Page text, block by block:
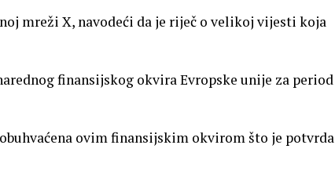
mreži X, navodeći da je riječ o velikoj vijesti koja
finansijskog okvira Evropske unije za period
ovim finansijskim okvirom što je potvrda